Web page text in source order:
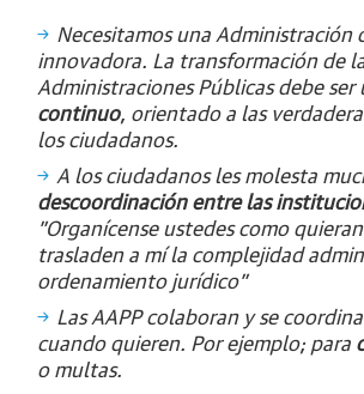
Necesitamos una Administración
innovadora. La transformación de
Administraciones Públicas debe ser
continuo, orientado a las
los ciudadanos.
A los ciudadanos les molesta
descoordinación entre las
”Organícense ustedes como
trasladen a mí la complejidad
ordenamiento jurídico”
Las AAPP colaboran y se
cuando quieren. Por ejemplo; para
o multas.